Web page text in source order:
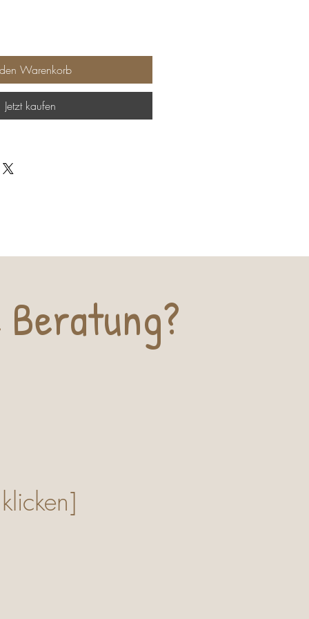
Warenkorb
Jetzt kaufen
Beratung?